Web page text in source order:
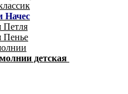
Начес
Петля
Пенье
детская